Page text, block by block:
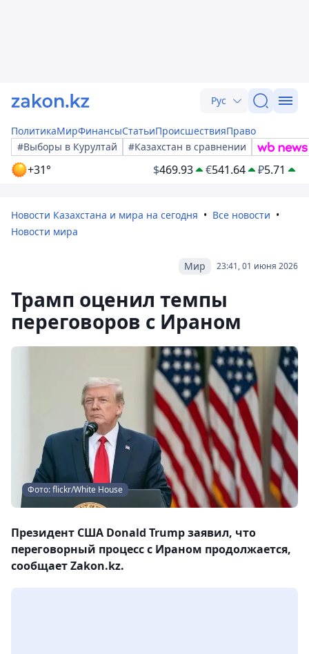
Рус
ПолитикаМирФинансыСтатьиПроисшествияПраво
#Выборы в Курултай
#Казахстан в сравнении
+31° $469.93 €541.64 ₽5.71
Новости Казахстана и мира на сегодня
Все новости
Новости мира
23:41, 01 июня 2026
Мир
Трамп оценил темпы
переговоров с Ираном
Фото: flickr/White House
Президент США Donald Trump заявил, что
переговорный процесс с Ираном продолжается,
сообщает Zakon.kz.